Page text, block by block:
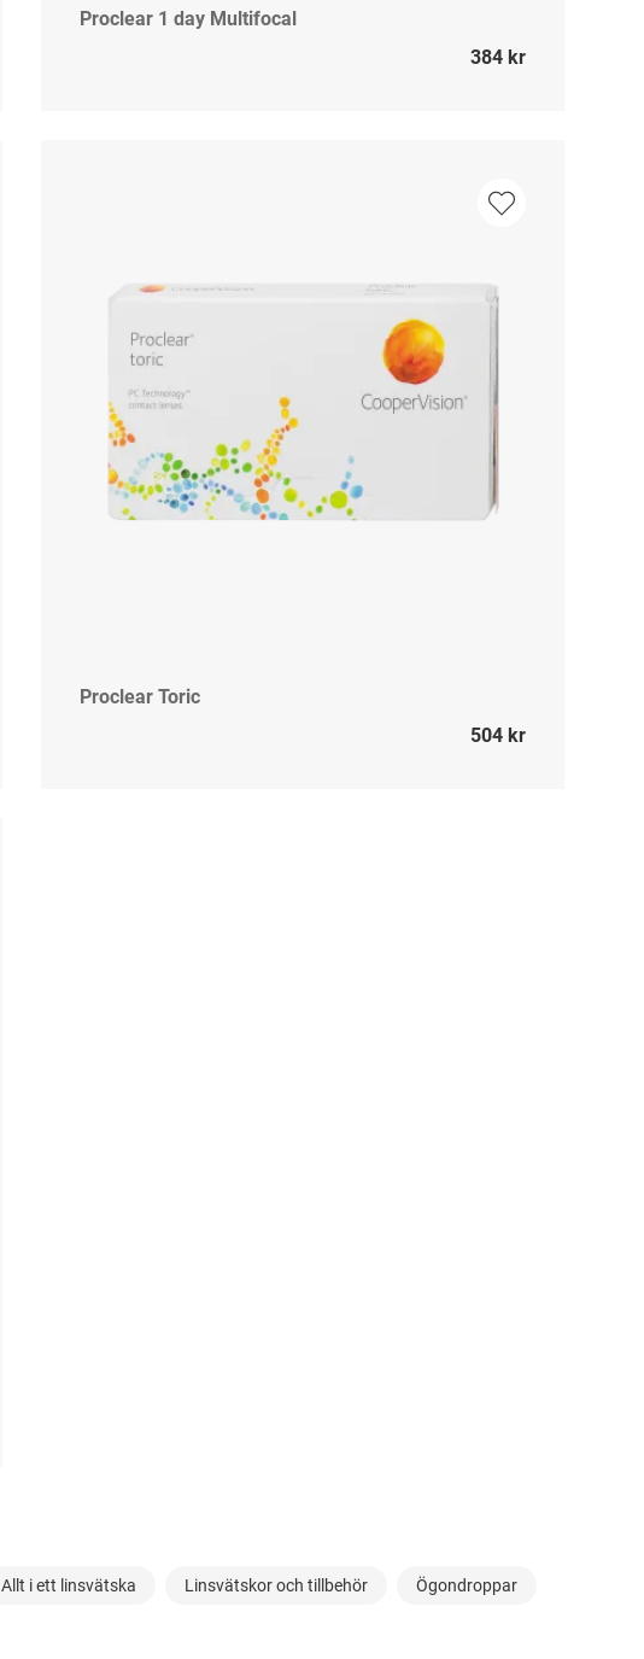
Proclear 1 day Multifocal
384 kr
Proclear Toric
504 kr
Allt i ett linsvätska Linsvätskor och tillbehör Ögondroppar